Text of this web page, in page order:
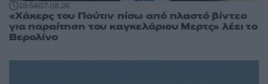
19:5407.08.26
«Χάκερς του Πούτιν πίσω από πλαστό βίντεο
για παραίτηση του καγκελάριου Μερτς» λέει το
Βερολίνο